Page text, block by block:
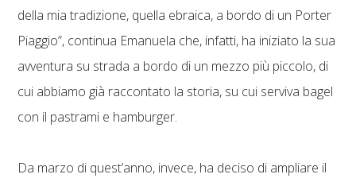
della mia tradizione, quella ebraica, a bordo di un Porter
Piaggio”, continua Emanuela che, infatti, ha iniziato la sua
avventura su strada a bordo di un mezzo più piccolo, di
cui abbiamo già raccontato la storia, su cui serviva bagel
con il pastrami e hamburger.
Da marzo di quest’anno, invece, ha deciso di ampliare il